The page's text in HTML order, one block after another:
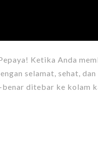
Ketika Anda
selamat, sehat, dan
ditebar ke kolam